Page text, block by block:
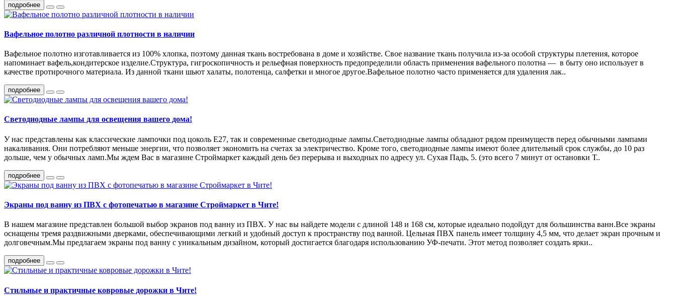
подробнее
Вафельное полотно различной плотности в наличии
Вафельное полотно изготавливается из 100% хлопка, поэтому данная ткань востребована в доме и хозяйстве. Свое название ткань получила из-за особой структуры плетения, которое
напоминает вафель,кондитерское изделие.Структура, гигроскопичность и рельефная поверхность предопределили область применения вафельного полотна — в быту оно использует в
качестве протирочного материала. Из данной ткани шьют халаты, полотенца, салфетки и многое другое.Вафельное полотно часто применяется для удаления лак..
подробнее
Светодиодные лампы для освещения вашего дома!
У нас представлены как классические лампочки под цоколь E27, так и современные светодиодные лампы.Светодиодные лампы обладают рядом преимуществ перед обычными лампами
накаливания. Они потребляют меньше энергии, что позволяет экономить на счетах за электричество. Кроме того, светодиодные лампы имеют более длительный срок службы, до 10 раз
дольше, чем у обычных ламп.Мы ждем Вас в магазине Строймаркет каждый день без перерыва и выходных по адресу ул. Сухая Падь, 5. (это всего 7 минут от остановки Т..
подробнее
Экраны под ванну из ПВХ с фотопечатью в магазине Строймаркет в Чите!
В нашем магазине представлен большой выбор экранов под ванну из ПВХ. У нас вы найдете модели с длиной 148 и 168 см, которые идеально подойдут для большинства ванн.Все экраны
оснащены тремя раздвижными дверками, обеспечивающими легкий и удобный доступ к пространству под ванной. Цельная ПВХ панель имеет толщину 4,5 мм, что делает экран прочным и
долговечным.Мы предлагаем экраны под ванну с уникальным дизайном, который достигается благодаря использованию УФ-печати. Этот метод позволяет создать ярки..
подробнее
Стильные и практичные ковровые дорожки в Чите!